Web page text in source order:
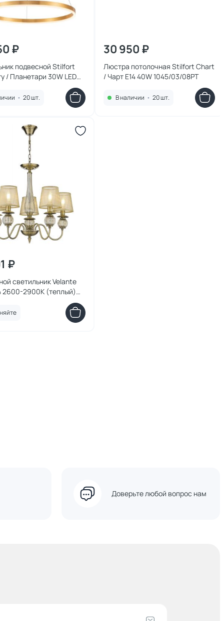
₽
подвесной Stilfort
/ Планетари 30W LED
• 20 шт.
30 950 ₽
Люстра потолочная Stilfort Chart
/ Чарт E14 40W 1045/03/08PT
В наличии • 20 шт.
₽
светильник Velante
2600-2900К (теплый)
Доверьте любой вопрос нам